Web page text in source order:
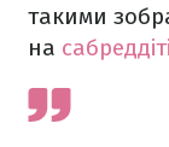
такими
на